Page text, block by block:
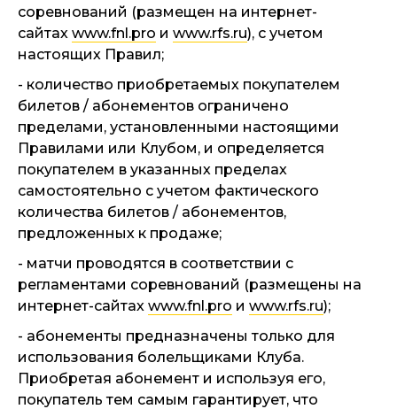
соревнований (размещен на интернет-
сайтах www.fnl.pro и www.rfs.ru), с учетом
настоящих Правил;
- количество приобретаемых покупателем
билетов / абонементов ограничено
пределами, установленными настоящими
Правилами или Клубом, и определяется
покупателем в указанных пределах
самостоятельно с учетом фактического
количества билетов / абонементов,
предложенных к продаже;
- матчи проводятся в соответствии с
регламентами соревнований (размещены на
интернет-сайтах www.fnl.pro и www.rfs.ru);
- абонементы предназначены только для
использования болельщиками Клуба.
Приобретая абонемент и используя его,
покупатель тем самым гарантирует, что